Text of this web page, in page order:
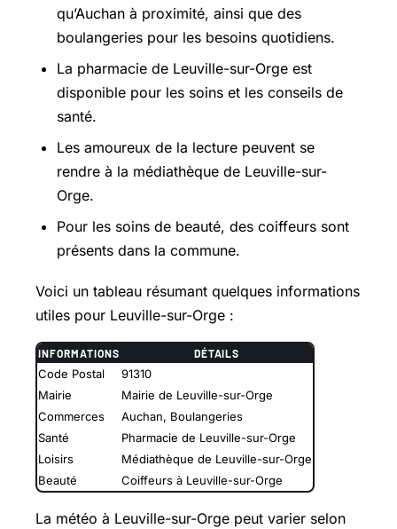
qu’Auchan à proximité, ainsi que des
boulangeries pour les besoins quotidiens.
La pharmacie de Leuville-sur-Orge est
disponible pour les soins et les conseils de
santé.
Les amoureux de la lecture peuvent se
rendre à la médiathèque de Leuville-sur-
Orge.
Pour les soins de beauté, des coiffeurs sont
présents dans la commune.
Voici un tableau résumant quelques informations
utiles pour Leuville-sur-Orge :
INFORMATIONS DÉTAILS
Code Postal
91310
Mairie
Mairie de Leuville-sur-Orge
Commerces
Auchan, Boulangeries
Santé
Pharmacie de Leuville-sur-Orge
Loisirs
Médiathèque de Leuville-sur-Orge
Beauté
Coiffeurs à Leuville-sur-Orge
La météo à Leuville-sur-Orge peut varier selon